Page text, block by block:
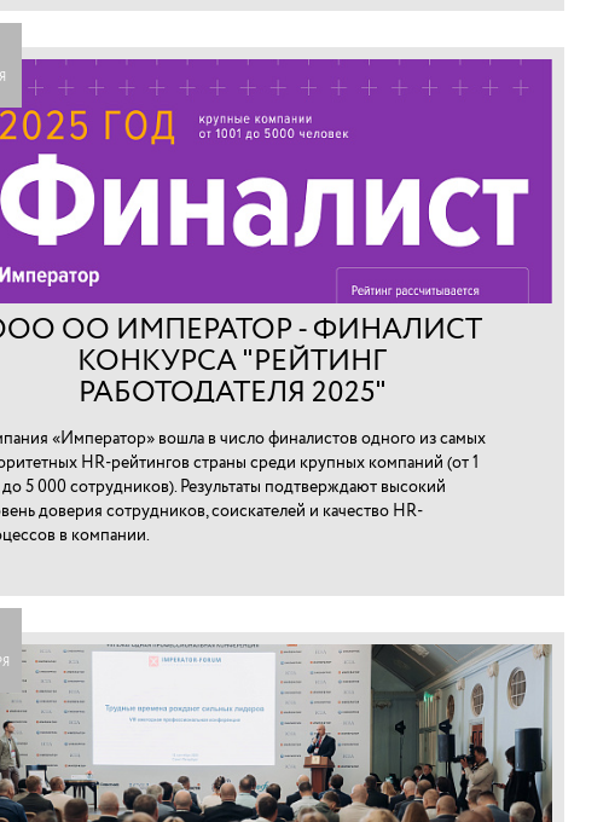
ОО ИМПЕРАТОР - ФИНАЛИСТ
КОНКУРСА "РЕЙТИНГ
РАБОТОДАТЕЛЯ 2025"
«Император» вошла в число финалистов одного из самых
HR-рейтингов страны среди крупных компаний (от 1
5 000 сотрудников). Результаты подтверждают высокий
доверия сотрудников, соискателей и качество HR-
в компании.